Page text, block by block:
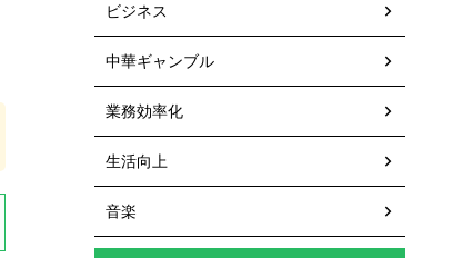
ビジネス
中華ギャンブル
業務効率化
生活向上
音楽